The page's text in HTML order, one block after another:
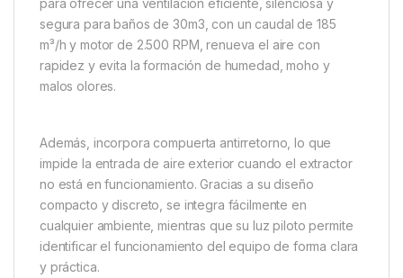
para ofrecer una ventilación eficiente, silenciosa y
segura para baños de 30m3, con un caudal de 185
m³/h y motor de 2.500 RPM, renueva el aire con
rapidez y evita la formación de humedad, moho y
malos olores.
Además, incorpora compuerta antirretorno, lo que
impide la entrada de aire exterior cuando el extractor
no está en funcionamiento. Gracias a su diseño
compacto y discreto, se integra fácilmente en
cualquier ambiente, mientras que su luz piloto permite
identificar el funcionamiento del equipo de forma clara
y práctica.